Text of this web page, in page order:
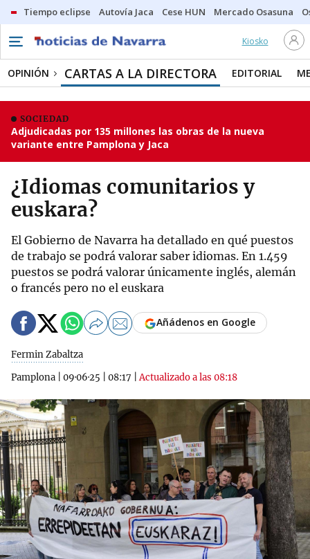
Tiempo eclipse Autovía Jaca Cese HUN Mercado Osasuna
Kiosko
OPINIÓN CARTAS A LA DIRECTORA EDITORIAL
SOCIEDAD
Adjudicadas por 135 millones las obras de la nueva
variante entre Pamplona y Jaca
¿Idiomas comunitarios y
euskara?
El Gobierno de Navarra ha detallado en qué puestos
de trabajo se podrá valorar saber idiomas. En 1.459
puestos se podrá valorar únicamente inglés, alemán
o francés pero no el euskara
Fermin Zabaltza
Pamplona
09·06·25 08:17 |Actualizado a las 08:18
Añádenos en Google